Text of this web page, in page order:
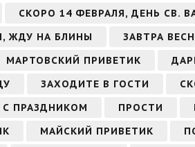
СКОРО 14 ФЕВРАЛЯ, ДЕНЬ СВ.
ЖДУ НА БЛИНЫ ЗАВТРА
МАРТОВСКИЙ ПРИВЕТИК
ЗАХОДИТЕ В ГОСТИ
С ПРАЗДНИКОМ ПРОСТИ
МАЙСКИЙ ПРИВЕТИК